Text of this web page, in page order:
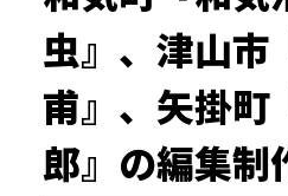
虫』、津山市
甫』、矢掛町
郎』の編集制